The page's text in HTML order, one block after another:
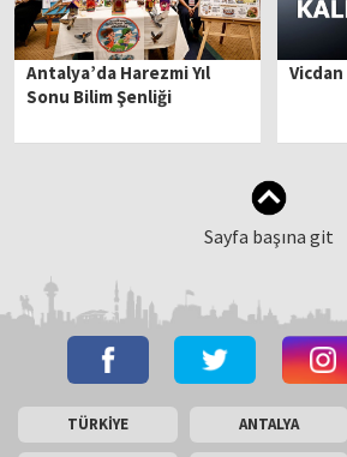
Antalya’da Harezmi Yıl
Sonu Bilim Şenliği
Sayfa başına git
TÜRKİYE ANTALYA